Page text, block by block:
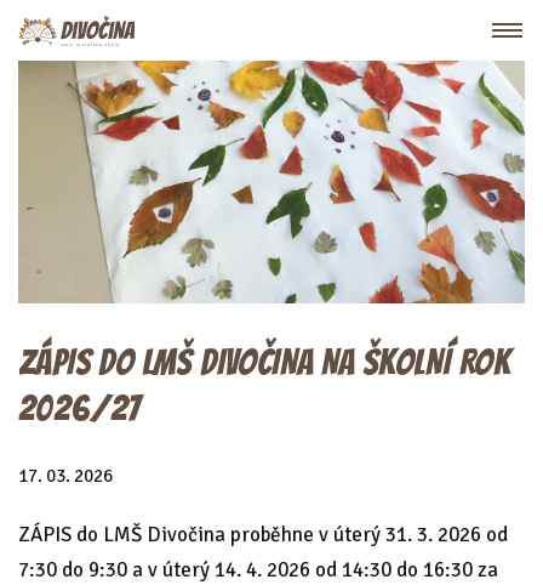
ZÁPIS DO LMŠ DIVOČINA NA ŠKOLNÍ ROK
2026/27
17. 03. 2026
ZÁPIS do LMŠ Divočina proběhne v úterý 31. 3. 2026 od
7:30 do 9:30 a v úterý 14. 4. 2026 od 14:30 do 16:30 za